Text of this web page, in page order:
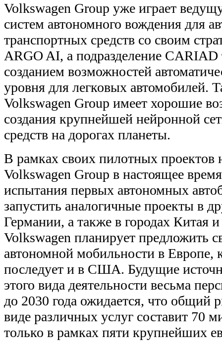
Volkswagen Group уже играет
систем автономного вождения для
транспортных средств со своим
ARGO AI, а подразделение CARIAD
созданием возможностей
уровня для легковых автомобилей.
Volkswagen Group имеет хорошие
создания крупнейшей нейронной
средств на дорогах планеты.
В рамках своих пилотных
Volkswagen Group в настоящее
испытания первых автономных
запустить аналогичные проекты в
Германии, а также в городах
Volkswagen планирует предложить
автономной мобильности в Европе,
последует и в США. Будущие
этого вида деятельности весьма
до 2030 года ожидается, что общий
виде различных услуг составит 70
только в рамках пяти крупнейших